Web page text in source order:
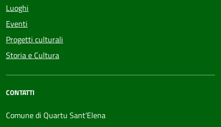
Luoghi
Eventi
Progetti culturali
Storia e Cultura
CONTATTI
Comune di Quartu Sant'Elena